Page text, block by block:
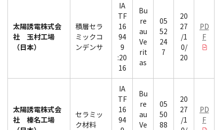
太陽誘電株式会
社 玉村工場
（日本）
積層セラ
ミックコ
ンデンサ
IA
TF
16
94
9
:20
16
Bu
re
au
Ve
rit
as
05
52
24
7
20
27
/1
0/
20
PD
F
太陽誘電株式会
社 榛名工場
セラミッ
ク材料
IA
TF
16
94
Bu
re
au
Ve
05
50
88
20
27
/1
PD
F